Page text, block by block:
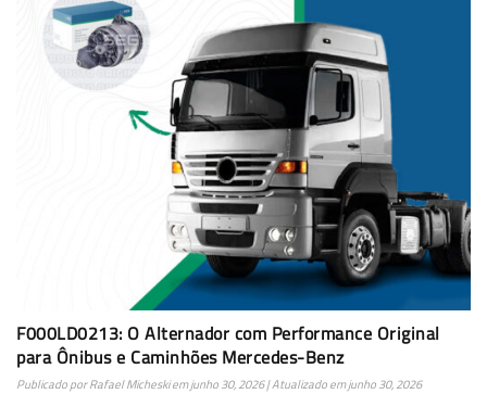
F000LD0213: O Alternador com Performance Original
para Ônibus e Caminhões Mercedes-Benz
Publicado porRafael Micheskiemjunho 30, 2026| Atualizado emjunho 30, 2026